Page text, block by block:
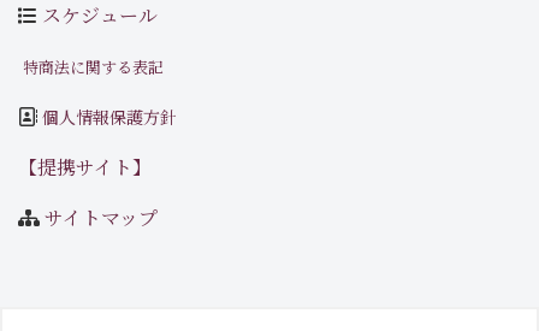
スケジュール
特商法に関する表記
個人情報保護方針
【提携サイト】
サイトマップ